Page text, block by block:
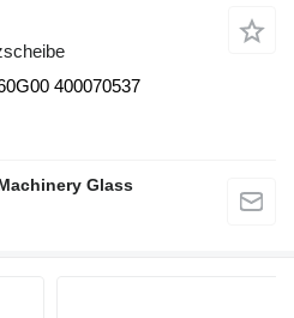
400070537
Glass